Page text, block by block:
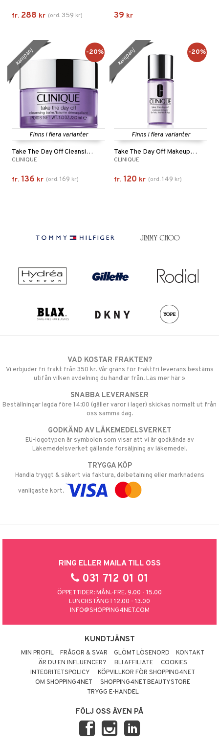
fr. 288 kr (ord. 359 kr) 39 kr
Finns i flera varianter
Take The Day Off Cleansing Balm
CLINIQUE
fr. 136 kr (ord.169 kr)
kampanj -20%
Finns i flera varianter
Take The Day Off Makeup Remover
CLINIQUE
fr. 120 kr (ord.149 kr)
kampanj -20%
VAD KOSTAR FRAKTEN?
Vi erbjuder fri frakt från 350 kr. Vår gräns för fraktfri leverans bestäms
utifån vilken avdelning du handlar från. Läs mer här »
SNABBA LEVERANSER
Beställningar lagda före 14:00 (gäller varor i lager) skickas normalt ut från
oss samma dag.
GODKÄND AV LÄKEMEDELSVERKET
EU-logotypen är symbolen som visar att vi är godkända av
Läkemedelsverket gällande försäljning av läkemedel.
TRYGGA KÖP
Handla tryggt & säkert via faktura, delbetalning eller marknadens
vanligaste kort.
RING ELLER MAILA TILL OSS
031 712 01 01
ÖPPETTIDER: MÅN.-FRE. 9.00 - 15.00
LUNCHSTÄNGT 12.00 - 13.00
INFO@SHOPPING4NET.COM
KUNDTJÄNST
MIN PROFIL FRÅGOR & SVAR GLÖMT LÖSENORD
KONTAKT
ÄR DU EN INFLUENCER?
BLI AFFILIATE
COOKIES
INTEGRITETSPOLICY
KÖPVILLKOR FÖR SHOPPING4NET
OM SHOPPING4NET
SHOPPING4NET BEAUTYSTORE
TRYGG E-HANDEL
FÖLJ OSS ÄVEN PÅ